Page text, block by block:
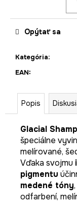
Kategória:
EAN:
Opýtať sa
Popis
Glacial
špeciálne
melírované,
Vďaka svojmu
pigmentu
medené tóny
odfarbení,